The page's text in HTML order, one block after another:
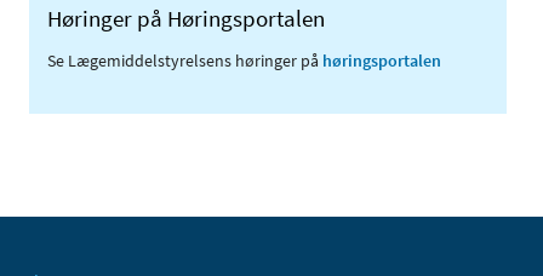
Høringer på Høringsportalen
Se Lægemiddelstyrelsens høringer på høringsportalen